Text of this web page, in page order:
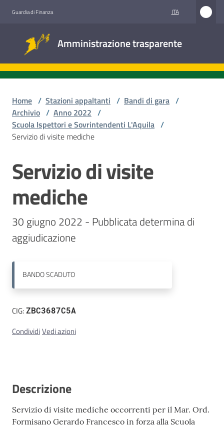
Guardia di Finanza ITA
Amministrazione trasparente
trasparente
Accesso
Stazioni
appaltanti
Contatti
Home / Stazioni appaltanti / Bandi di gara /
Archivio / Anno 2022 /
Scuola Ispettori e Sovrintendenti L'Aquila /
Servizio di visite mediche
Salta al contenuto
Servizio di visite
mediche
30 giugno 2022 - Pubblicata determina di
aggiudicazione
BANDOSCADUTO
CIG:ZBC3687C5A
CondividiVedi azioni
Descrizione
Servizio di visite mediche occorrenti per il Mar. Ord.
Formisano Gerardo Francesco in forza alla Scuola